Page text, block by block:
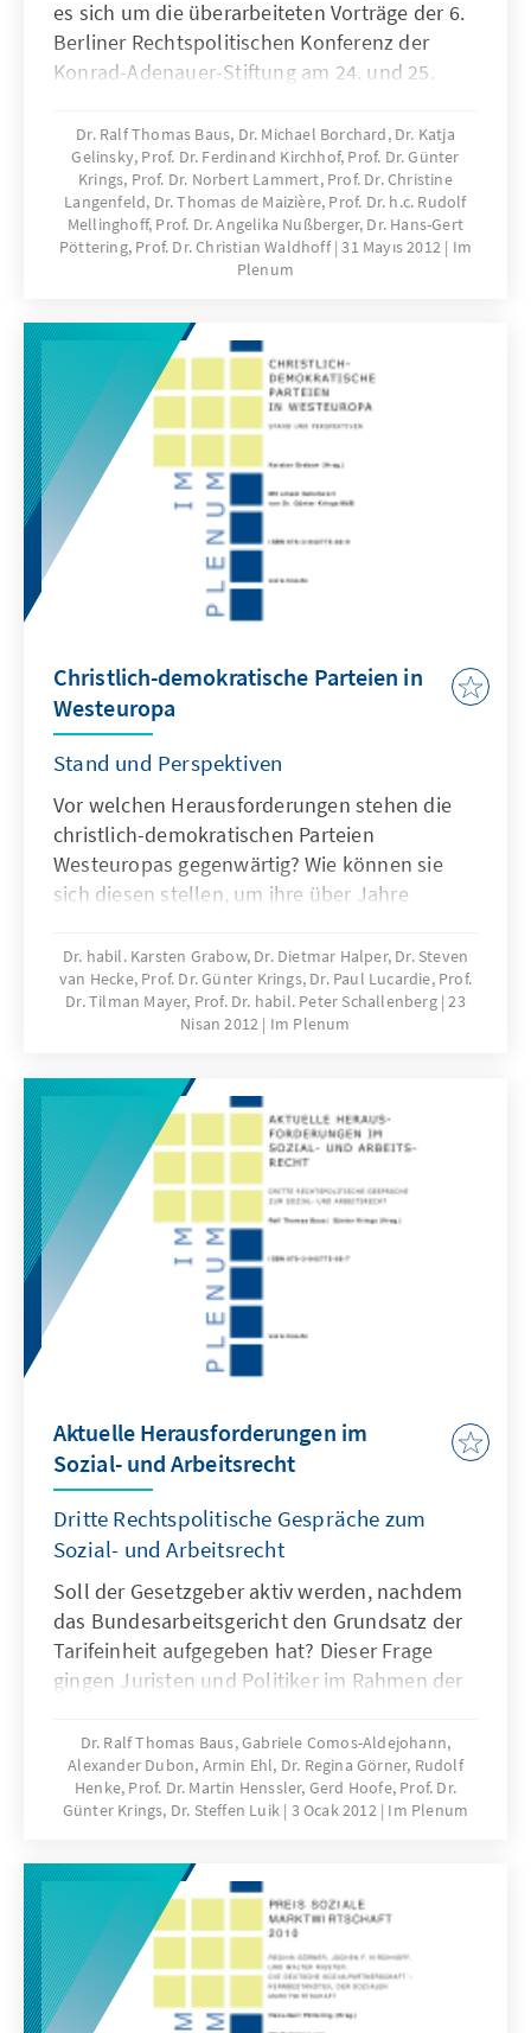
es sich um die überarbeiteten Vorträge der 6.
Berliner Rechtspolitischen Konferenz der
Konrad-Adenauer-Stiftung am 24. und 25.
Dr. Ralf Thomas Baus, Dr. Michael Borchard, Dr. Katja
Gelinsky, Prof. Dr. Ferdinand Kirchhof, Prof. Dr. Günter
Krings, Prof. Dr. Norbert Lammert, Prof. Dr. Christine
Langenfeld, Dr. Thomas de Maizière, Prof. Dr. h.c. Rudolf
Mellinghoff, Prof. Dr. Angelika Nußberger, Dr. Hans-Gert
Pöttering, Prof. Dr. Christian Waldhoff 31 Mayıs 2012
Im
Plenum
Christlich-demokratische Parteien in
Westeuropa
Stand und Perspektiven
Vor welchen Herausforderungen stehen die
christlich-demokratischen Parteien
Westeuropas gegenwärtig? Wie können sie
sich diesen stellen, um ihre über Jahre
wiederzugewinnen? Bestehen dafür,
angesichts der anhaltenden Säkularisierung,
der Interessen- und Lebensstilpluralisierung
und wachsender Konkurrenz durch kleinere
Parteien zum einen und abnehmendem
Vertrauen in die Problemerkennungs- und
Problemlösungsfähigkeit der etablierten
Parteien zum anderen, überhaupt realistische
Aussichten? Dieseund weitere Fragen standen
im Mittelpunkt einer Tagung, die die Konrad-
Adenauer-Stiftung im Herbst 2011 in
Mönchengladbach durchführte.
Dr. habil. Karsten Grabow, Dr. Dietmar Halper, Dr. Steven
van Hecke, Prof. Dr. Günter Krings, Dr. Paul Lucardie, Prof.
Dr. Tilman Mayer, Prof. Dr. habil. Peter Schallenberg 23
Nisan 2012
Im Plenum
Aktuelle Herausforderungen im
Sozial- und Arbeitsrecht
Dritte Rechtspolitische Gespräche zum
Sozial- und Arbeitsrecht
Soll der Gesetzgeber aktiv werden, nachdem
das Bundesarbeitsgericht den Grundsatz der
Tarifeinheit aufgegeben hat? Dieser Frage
gingen Juristen und Politiker im Rahmen der
und Arbeitsrecht nach. Diskutiert wurde
ferner der Einfluss des Europäischen Rechts
auf die nationale Rechtsprechung sowie die
Einführung der Satzungslösung zur
Ermittlung der Angemessenheit der Bedarfe
für Unterkunft und Heizung von Personen, die
Arbeitslosengeld II beziehen sowie die
Einführung des "Pflege-TÜV". Der Band
dokumentiert die Veranstaltung - Printversion
Ende Januar 2012 verfügbar!
Dr. Ralf Thomas Baus, Gabriele Comos-Aldejohann,
Alexander Dubon, Armin Ehl, Dr. Regina Görner, Rudolf
Henke, Prof. Dr. Martin Henssler, Gerd Hoofe, Prof. Dr.
Günter Krings, Dr. Steffen Luik 3 Ocak 2012 Im Plenum